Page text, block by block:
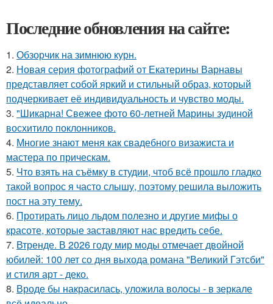
Последние обновления на сайте:
1. Обзорчик на зимнюю курн.
2. Новая серия фотографий от Екатерины Варнавы
представляет собой яркий и стильный образ, который
подчеркивает её индивидуальность и чувство моды.
3. "Шикарна! Свежее фото 60-летней Марины зудиной
восхитило поклонников.
4. Многие знают меня как свадебного визажиста и
мастера по прическам.
5. Что взять на съёмку в студии, чтоб всё прошло гладко
такой вопрос я часто слышу, поэтому решила выложить
пост на эту тему.
6. Протирать лицо льдом полезно и другие мифы о
красоте, которые заставляют нас вредить себе.
7. Втренде. В 2026 году мир моды отмечает двойной
юбилей: 100 лет со дня выхода романа "Великий Гэтсби"
и стиля арт - деко.
8. Вроде бы накрасилась, уложила волосы - в зеркале